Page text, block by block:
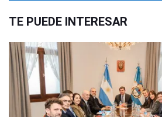
TE PUEDE INTERESAR